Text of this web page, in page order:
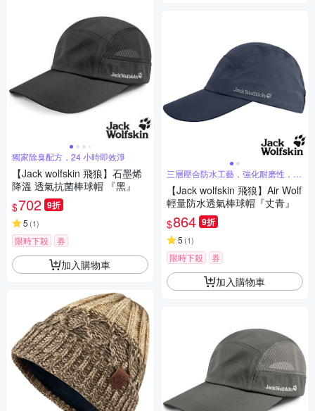
獨家除臭配方，24 小時即效淨
【Jack wolfskin 飛狼】石墨烯
降溫 透氣抗菌棒球帽 『黑』
$702 9折
5 (1)
限時下殺 券
加入購物車
三層壓合防水工藝，強化耐磨性，戶
外首選
【Jack wolfskin 飛狼】Air Wolf
輕量防水透氣棒球帽『丈青』
$864 9折
5 (1)
限時下殺 券
加入購物車